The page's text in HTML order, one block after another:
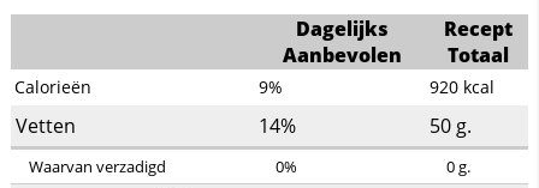
Dagelijks
Aanbevolen
Recept
Totaal
Calorieën 9% 920 kcal
Vetten 14% 50 g.
Waarvan verzadigd 0% 0g.